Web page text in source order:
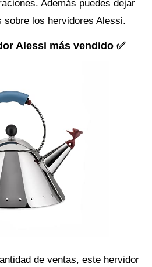
Además puedes dejar
sobre los hervidores Alessi.
Alessi más vendido ✅
de ventas, este hervidor